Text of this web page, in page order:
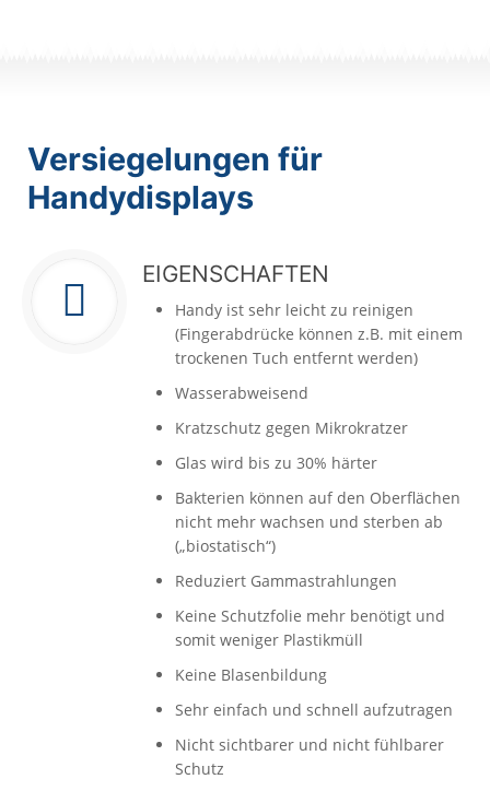
Versiegelungen für
Handydisplays
EIGENSCHAFTEN
Handy ist sehr leicht zu reinigen
(Fingerabdrücke können z.B. mit einem
trockenen Tuch entfernt werden)
Wasserabweisend
Kratzschutz gegen Mikrokratzer
Glas wird bis zu 30% härter
Bakterien können auf den Oberflächen
nicht mehr wachsen und sterben ab
(„biostatisch“)
Reduziert Gammastrahlungen
Keine Schutzfolie mehr benötigt und
somit weniger Plastikmüll
Keine Blasenbildung
Sehr einfach und schnell aufzutragen
Nicht sichtbarer und nicht fühlbarer
Schutz